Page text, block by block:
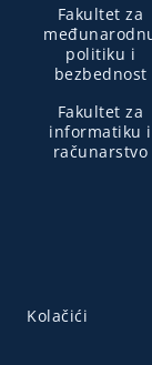
Fakultet za
politiku i
bezbednost
Fakultet za
informatiku i
računarstvo
Kolačići